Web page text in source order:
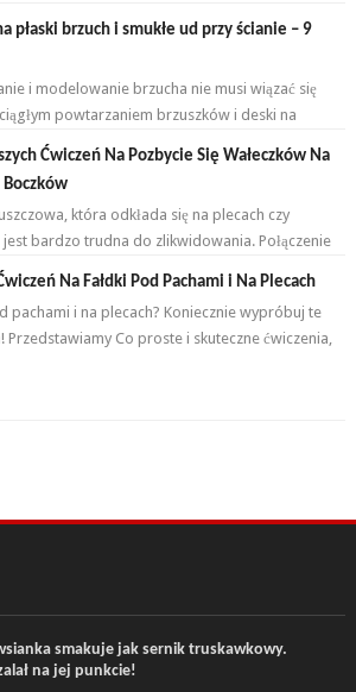
płaski brzuch i smukłe ud przy ścianie – 9
i modelowanie brzucha nie musi wiązać się
powtarzaniem brzuszków i deski na
Brzuch to nie jeden...
Ćwiczeń Na Pozbycie Się Wałeczków Na
Boczków
która odkłada się na plecach czy
jest bardzo trudna do zlikwidowania. Połączenie
ćwiczeń oraz ...
Na Fałdki Pod Pachami i Na Plecach
pachami i na plecach? Koniecznie wypróbuj te
Przedstawiamy Co proste i skuteczne ćwiczenia,
smakuje jak sernik truskawkowy.
na jej punkcie!